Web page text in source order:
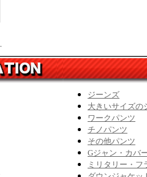
ジーンズ
大きいサイズの
ワークパンツ
チノパンツ
その他パンツ
Gジャン・カバ
ミリタリー・フ